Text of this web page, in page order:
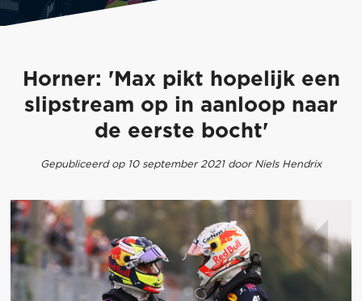
Horner: 'Max pikt hopelijk een
slipstream op in aanloop naar
de eerste bocht'
Gepubliceerd op 10 september 2021 door Niels Hendrix